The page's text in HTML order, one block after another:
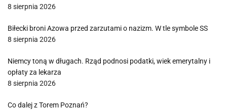
8 sierpnia 2026
Biłecki broni Azowa przed zarzutami o nazizm. W tle symbole SS
8 sierpnia 2026
Niemcy toną w długach. Rząd podnosi podatki, wiek emerytalny i
opłaty za lekarza
8 sierpnia 2026
Co dalej z Torem Poznań?